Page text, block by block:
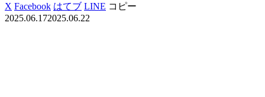
X Facebook はてブ LINE コピー
2025.06.172025.06.22